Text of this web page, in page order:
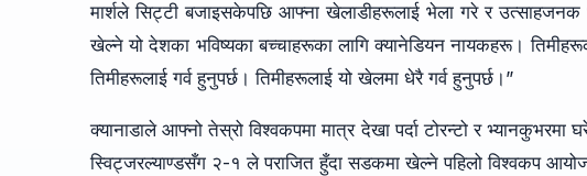
मार्शले सिट्टी बजाइसकेपछि आफ्ना खेलाडीहरूलाई भेला गरे र उत्साहजनक
खेल्ने यो देशका भविष्यका बच्चाहरूका लागि क्यानेडियन नायकहरू।
तिमीहरूलाई गर्व हुनुपर्छ। तिमीहरूलाई यो खेलमा धेरै गर्व हुनुपर्छ।”
क्यानाडाले आफ्नो तेस्रो विश्वकपमा मात्र देखा पर्दा टोरन्टो र
स्विट्जरल्याण्डसँग २-१ ले पराजित हुँदा सडकमा खेल्ने पहिलो विश्वकप